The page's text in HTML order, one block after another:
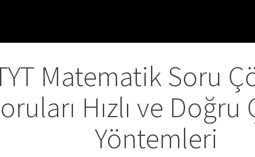
Matematik Soru
Hızlı ve Doğru
Yöntemleri